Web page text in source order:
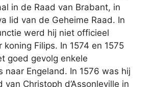
in de Raad van Brabant, in
lid van de Geheime Raad. In
werd hij niet officieel
Filips. In 1574 en 1575
goed gevolg enkele
naar Engeland. In 1576 was hij
van Christoph d’Assonleville in